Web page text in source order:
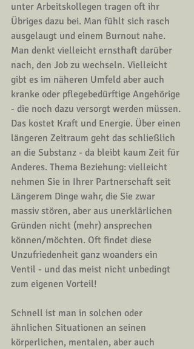
unter Arbeitskollegen tragen oft ihr
Übriges dazu bei. Man fühlt sich rasch
ausgelaugt und einem Burnout nahe.
Man denkt vielleicht ernsthaft darüber
nach, den Job zu wechseln. Vielleicht
gibt es im näheren Umfeld aber auch
kranke oder pflegebedürftige Angehörige
- die noch dazu versorgt werden müssen.
Das kostet Kraft und Energie. Über einen
längeren Zeitraum geht das schließlich
an die Substanz - da bleibt kaum Zeit für
Anderes. Thema Beziehung: vielleicht
nehmen Sie in Ihrer Partnerschaft seit
Längerem Dinge wahr, die Sie zwar
massiv stören, aber aus unerklärlichen
Gründen nicht (mehr) ansprechen
können/möchten. Oft findet diese
Unzufriedenheit ganz woanders ein
Ventil - und das meist nicht unbedingt
zum eigenen Vorteil!
Schnell ist man in solchen oder
ähnlichen Situationen an seinen
körperlichen, mentalen, aber auch